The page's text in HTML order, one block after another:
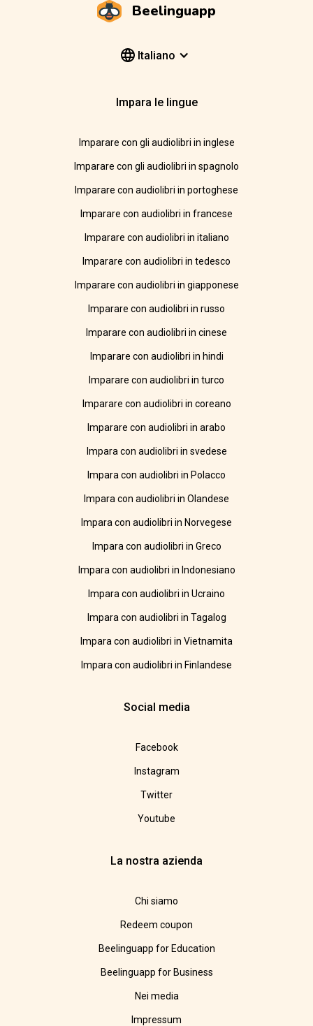
Beelinguapp
Italiano
Impara le lingue
Imparare con gli audiolibri in inglese
Imparare con gli audiolibri in spagnolo
Imparare con audiolibri in portoghese
Imparare con audiolibri in francese
Imparare con audiolibri in italiano
Imparare con audiolibri in tedesco
Imparare con audiolibri in giapponese
Imparare con audiolibri in russo
Imparare con audiolibri in cinese
Imparare con audiolibri in hindi
Imparare con audiolibri in turco
Imparare con audiolibri in coreano
Imparare con audiolibri in arabo
Impara con audiolibri in svedese
Impara con audiolibri in Polacco
Impara con audiolibri in Olandese
Impara con audiolibri in Norvegese
Impara con audiolibri in Greco
Impara con audiolibri in Indonesiano
Impara con audiolibri in Ucraino
Impara con audiolibri in Tagalog
Impara con audiolibri in Vietnamita
Impara con audiolibri in Finlandese
Social media
Facebook
Instagram
Twitter
Youtube
La nostra azienda
Chi siamo
Redeem coupon
Beelinguapp for Education
Beelinguapp for Business
Nei media
Impressum